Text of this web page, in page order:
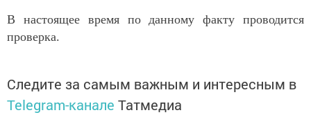
В настоящее время по данному факту проводится
проверка.
Следите за самым важным и интересным в
Telegram-канале Татмедиа